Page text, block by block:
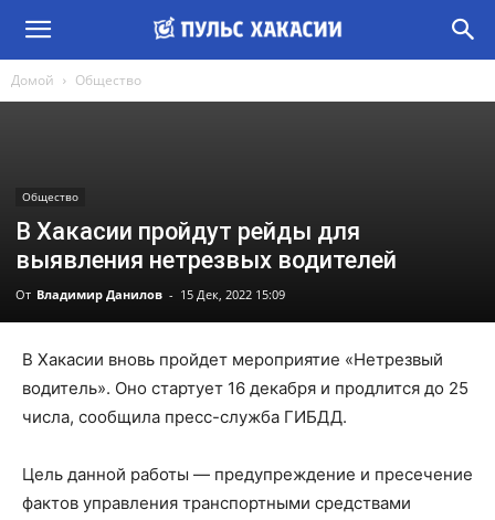
Домой Общество
Общество
В Хакасии пройдут рейды для
выявления нетрезвых водителей
От Владимир Данилов - 15 Дек, 2022 15:09
В Хакасии вновь пройдет мероприятие «Нетрезвый
водитель». Оно стартует 16 декабря и продлится до 25
числа, сообщила пресс-служба ГИБДД.
Цель данной работы — предупреждение и пресечение
фактов управления транспортными средствами